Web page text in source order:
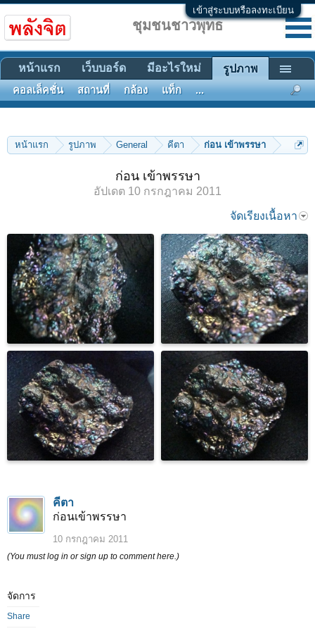
เข้าสู่ระบบหรือลงทะเบียน
หน้าแรก รูปภาพ General คีตา ก่อน เข้าพรรษา
ก่อน เข้าพรรษา
อัปเดต 10 กรกฎาคม 2011
จัดเรียงเนื้อหา
คีตา
ก่อนเข้าพรรษา
10 กรกฎาคม 2011
(You must log in or sign up to comment here.)
จัดการ
Share
ชุมชนชาวพุทธ
หน้าแรก เว็บบอร์ด มีอะไรใหม่ รูปภาพ
คอลเล็คชั่น สถานที่ กล้อง แท็ก ...